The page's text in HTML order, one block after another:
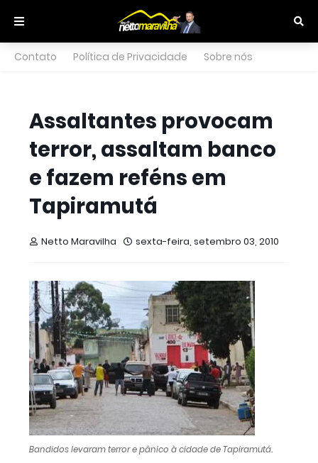
Contato Política de Privacidade Sobre nós
Assaltantes provocam
terror, assaltam banco
e fazem reféns em
Tapiramutá
Netto Maravilha sexta-feira, setembro 03, 2010
Bandidos levaram terror e pânico à cidade de Tapiramutá.